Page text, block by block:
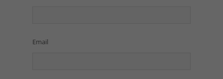
Email